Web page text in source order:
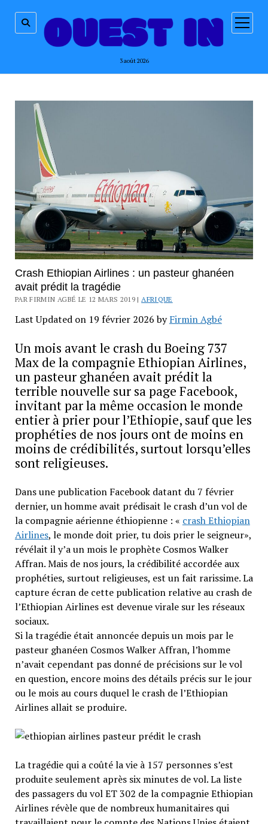
3 août 2026
ouvrir
menu
Crash Ethiopian Airlines : un pasteur ghanéen
avait prédit la tragédie
PAR FIRMIN AGBÉ LE 12 MARS 2019 |AFRIQUE
Last Updated on 19 février 2026 byFirmin Agbé
Un mois avant le crash du Boeing 737
Max de la compagnie Ethiopian Airlines,
un pasteur ghanéen avait prédit la
terrible nouvelle sur sa page Facebook,
invitant par la même occasion le monde
entier à prier pour l’Ethiopie, sauf que les
prophéties de nos jours ont de moins en
moins de crédibilités, surtout lorsqu’elles
sont religieuses.
Dans une publication Facebook datant du 7 février
dernier, un homme avait prédisait le crash d’un vol de
la compagnie aérienne éthiopienne : « crash Ethiopian
Airlines, le monde doit prier, tu dois prier le seigneur»,
révélait il y’a un mois le prophète Cosmos Walker
Affran. Mais de nos jours, la crédibilité accordée aux
prophéties, surtout religieuses, est un fait rarissime. La
capture écran de cette publication relative au crash de
l’Ethiopian Airlines est devenue virale sur les réseaux
sociaux.
Si la tragédie était annoncée depuis un mois par le
pasteur ghanéen Cosmos Walker Affran, l’homme
n’avait cependant pas donné de précisions sur le vol
en question, encore moins des détails précis sur le jour
ou le mois au cours duquel le crash de l’Ethiopian
Airlines allait se produire.
La tragédie qui a coûté la vie à 157 personnes s’est
produite seulement après six minutes de vol. La liste
des passagers du vol ET 302 de la compagnie Ethiopian
Airlines révèle que de nombreux humanitaires qui